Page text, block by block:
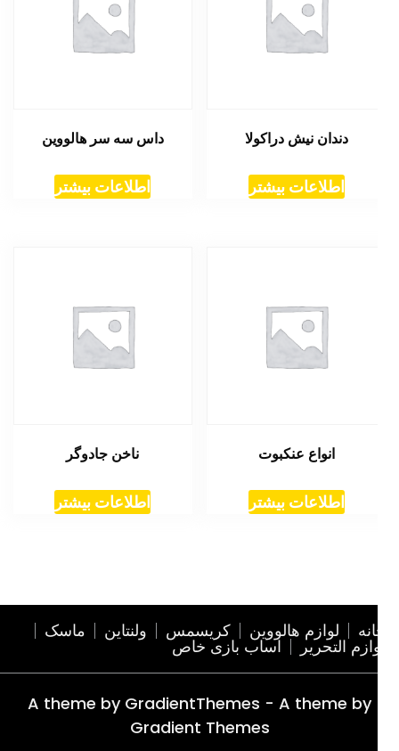
دندان نیش دراکولا
اطلاعات بیشتر
داس سه سر هالووین
اطلاعات بیشتر
انواع عنکبوت
اطلاعات بیشتر
ناخن جادوگر
اطلاعات بیشتر
لوازم هالووین کریسمس ولنتاین ماسک
التحریر اساب بازی خاص
A theme by GradientThemes - A theme by
Gradient Themes